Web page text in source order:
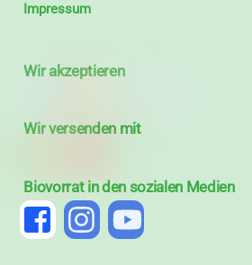
Impressum
Wir akzeptieren
Wir versenden mit
Biovorrat in den sozialen Medien